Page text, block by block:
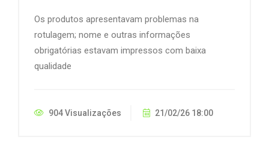
Os produtos apresentavam problemas na
rotulagem; nome e outras informações
obrigatórias estavam impressos com baixa
qualidade
904 Visualizações 21/02/26 18:00